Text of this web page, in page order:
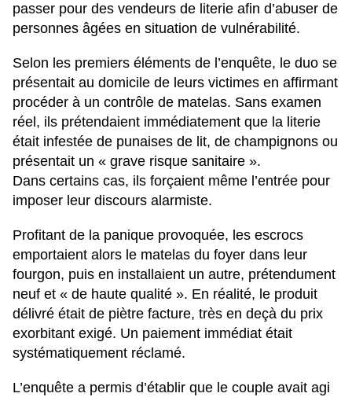
passer pour des vendeurs de literie afin d’abuser de
personnes âgées en situation de vulnérabilité.
Selon les premiers éléments de l’enquête, le duo se
présentait au domicile de leurs victimes en affirmant
procéder à un contrôle de matelas. Sans examen
réel, ils prétendaient immédiatement que la literie
était infestée de punaises de lit, de champignons ou
présentait un « grave risque sanitaire ».
Dans certains cas, ils forçaient même l’entrée pour
imposer leur discours alarmiste.
Profitant de la panique provoquée, les escrocs
emportaient alors le matelas du foyer dans leur
fourgon, puis en installaient un autre, prétendument
neuf et « de haute qualité ». En réalité, le produit
délivré était de piètre facture, très en deçà du prix
exorbitant exigé. Un paiement immédiat était
systématiquement réclamé.
L’enquête a permis d’établir que le couple avait agi